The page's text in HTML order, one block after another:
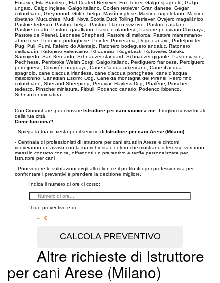
Eurasier, Fila Brasileiro, Flat-Coated Retriever, Fox Terrier, Galgo spagnolo, Galgo
ungaro, Galgo inglese, Galgo italiano, Golden retriever, Gran danese, Gegar
colombiano, Greyhound, Grifón belga, Mastín inglese, Mastino napoletano, Mastino
tibetano, Mucuchies, Mudi, Nova Scotia Duck Tolling Retriever, Ovejero magallánico,
Pastore tedesco, Pastore belga, Pastore blanco svizzero, Pastore catalano,
Pastore croato, Pastore garaffiano, Pastore olandese, Pastore peruviano Chiribaya,
Pastore de Pirenei, Leonese Shepherd, Pastore di mallorca, Pastore maremmano-
abruzzese, Podenco portoghese, Pointer, Pomerania, Dogo canario, Pudelpointer,
Pug, Puli, Pumi, Rafeiro do Alentejo, Ratonero bodeguero andaluz, Ratonero
mallorquín, Ratonero valenciano, Rhodesian Ridgeback, Rottweiler, Saluki,
Samoyedo, San Bernardo, Schnauzer standard, Schnauzer gigante, Pastor vasco,
Pechinese, Pembroke Welsh Corgi, Galgo italiano, Perdiguero francese, Perdiguero
portoguese, Cimarrón uruguayo, Cane d’acqua americano, Cane d’acqua
spagnolo, cane d’acqua irlandese, cane d’acqua portoghese, cane d’acqua
mallorchino, Canadian Eskimo Dog, Cane da montagna dei Pirenei, Perro fino
colombiano, Shetland Sheepdog, Peruvian Hairless Dog, Phalène, Pinscher
tedesco, Pinscher miniatura, Pitbull, Podenco canario, Podenco ibicenco,
Schnauzer miniatura.
Con Cronoshare, puoi trovare Istruttore per cani vicino a me . I migliori servizi locali
della tua città.
Come funziona?
- Spiega la tua richiesta per il servizio di Istruttore per cani Arese (Milano)
- Centinaia di professionisti di Istruttore per cani situati in Arese e dintorni
riceveranno un avviso con la tua richiesta e coloro che mostrano interesse verranno
messi in contatto con te, offrendoti un preventivo e tariffe personalizzate per
Istruttore per cani.
- Puoi vedere le valutazioni degli altri clienti e il profilo di ogni professionista per
confrontare i preventivi e prendere la decisione migliore.
Indica il numero di ore di corso:
Il tuo preventivo è di:
– €
Altre richieste di Istruttore
per cani Arese (Milano)